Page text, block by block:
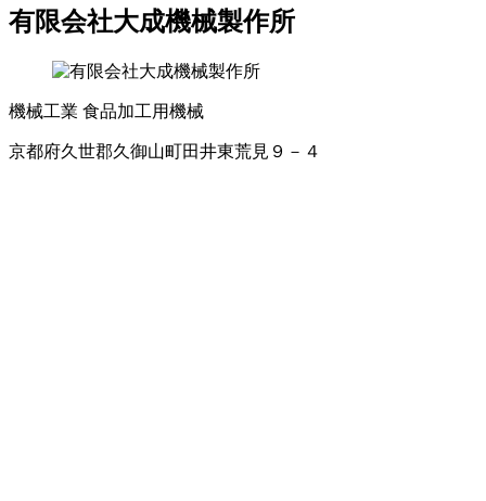
有限会社大成機械製作所
機械工業 食品加工用機械
京都府久世郡久御山町田井東荒見９－４